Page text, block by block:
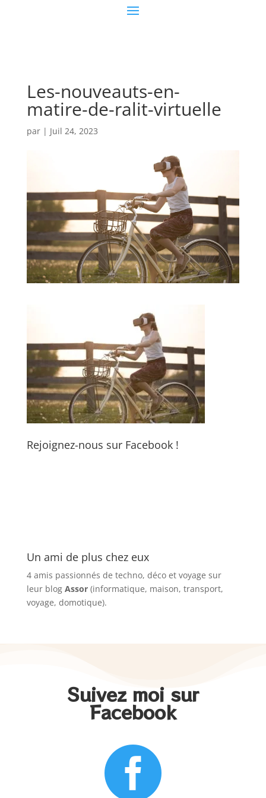
Les-nouveauts-en-
matire-de-ralit-virtuelle
par | Juil 24, 2023
Rejoignez-nous sur Facebook !
Un ami de plus chez eux
4 amis passionnés de techno, déco et voyage sur
leur blog Assor(informatique, maison, transport,
voyage, domotique).
Suivez moi sur
Facebook
